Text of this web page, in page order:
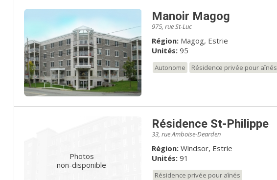
Manoir Magog
975, rue St-Luc
Région: Magog, Estrie
Unités:95
Autonome Résidence privée pour aînés
Photos
non-disponible
Résidence St-Philippe
33, rue Amboise-Dearden
Région: Windsor, Estrie
Unités:91
Résidence privée pour aînés